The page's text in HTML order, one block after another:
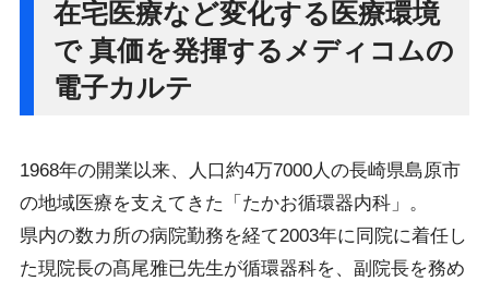
在宅医療など変化する医療環境
で 真価を発揮するメディコムの
電子カルテ
1968年の開業以来、人口約4万7000人の長崎県島原市
の地域医療を支えてきた「たかお循環器内科」。
県内の数カ所の病院勤務を経て2003年に同院に着任し
た現院長の髙尾雅已先生が循環器科を、副院長を務め